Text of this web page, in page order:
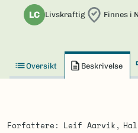
LC Livskraftig Finnes i
Oversikt Beskrivelse
Forfattere Leif Aarvik